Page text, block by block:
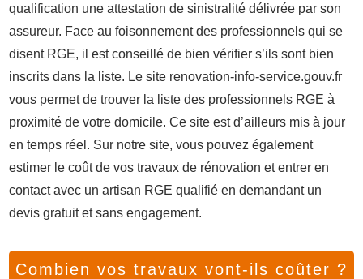
qualification une attestation de sinistralité délivrée par son
assureur. Face au foisonnement des professionnels qui se
disent RGE, il est conseillé de bien vérifier s’ils sont bien
inscrits dans la liste. Le site renovation-info-service.gouv.fr
vous permet de trouver la liste des professionnels RGE à
proximité de votre domicile. Ce site est d’ailleurs mis à jour
en temps réel. Sur notre site, vous pouvez également
estimer le coût de vos travaux de rénovation et entrer en
contact avec un artisan RGE qualifié en demandant un
devis gratuit et sans engagement.
Combien vos travaux vont-ils coûter ?